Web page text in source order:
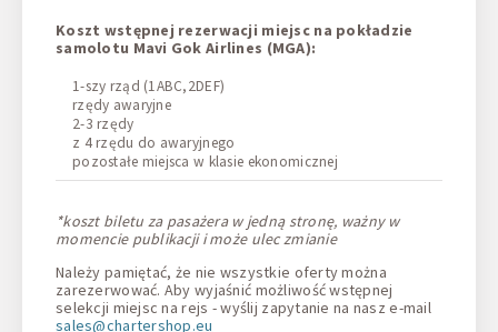
Koszt wstępnej rezerwacji miejsc na pokładzie
samolotu Mavi Gok Airlines (MGA):
1-szy rząd (1ABC,2DEF)
rzędy awaryjne
2-3 rzędy
z 4 rzędu do awaryjnego
pozostałe miejsca w klasie ekonomicznej
*koszt biletu za pasażera w jedną stronę, ważny w
momencie publikacji i może ulec zmianie
Należy pamiętać, że nie wszystkie oferty można
zarezerwować. Aby wyjaśnić możliwość wstępnej
selekcji miejsc na rejs - wyślij zapytanie na nasz e-mail
sales@chartershop.eu